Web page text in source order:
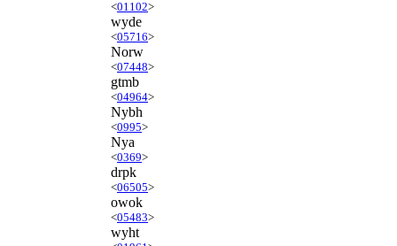
<01102>
wyde
<05716>
Norw
<07448>
gtmb
<04964>
Nybh
<0995>
Nya
<0369>
drpk
<06505>
owok
<05483>
wyht